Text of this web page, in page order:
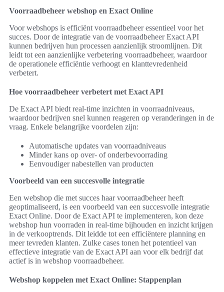
Voorraadbeheer webshop en Exact Online
Voor webshops is efficiënt voorraadbeheer essentieel voor het
succes. Door de integratie van de voorraadbeheer Exact API
kunnen bedrijven hun processen aanzienlijk stroomlijnen. Dit
leidt tot een aanzienlijke verbetering voorraadbeheer, waardoor
de operationele efficiëntie verhoogt en klanttevredenheid
verbetert.
Hoe voorraadbeheer verbetert met Exact API
De Exact API biedt real-time inzichten in voorraadniveaus,
waardoor bedrijven snel kunnen reageren op veranderingen in de
vraag. Enkele belangrijke voordelen zijn:
Automatische updates van voorraadniveaus
Minder kans op over- of onderbevoorrading
Eenvoudiger nabestellen van producten
Voorbeeld van een succesvolle integratie
Een webshop die met succes haar voorraadbeheer heeft
geoptimaliseerd, is een voorbeeld van een succesvolle integratie
Exact Online. Door de Exact API te implementeren, kon deze
webshop hun voorraden in real-time bijhouden en inzicht krijgen
in de verkooptrends. Dit leidde tot een efficiëntere planning en
meer tevreden klanten. Zulke cases tonen het potentieel van
effectieve integratie van de Exact API aan voor elk bedrijf dat
actief is in webshop voorraadbeheer.
Webshop koppelen met Exact Online: Stappenplan